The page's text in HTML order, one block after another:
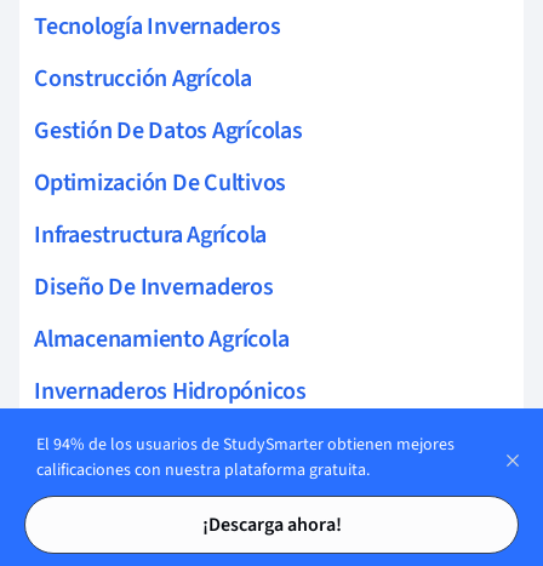
Tarjetas de estudio
Tarjetas de estudio
Tecnología Invernaderos
Construcción Agrícola
Gestión De Datos Agrícolas
Optimización De Cultivos
Infraestructura Agrícola
Diseño De Invernaderos
Almacenamiento Agrícola
Invernaderos Hidropónicos
Vehículos Agrícolas Autónomos
Infraestructura Pecuaria
Mantenimiento De Infraestructura
El 94% de los usuarios de StudySmarter obtienen mejores
calificaciones con nuestra plataforma gratuita.
¡Descarga ahora!